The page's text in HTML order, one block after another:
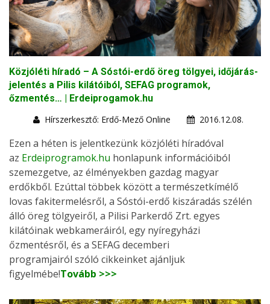
Közjóléti híradó – A Sóstói-erdő öreg tölgyei, időjárás-
jelentés a Pilis kilátóiból, SEFAG programok,
őzmentés… | Erdeiprogamok.hu
Hírszerkesztő: Erdő-Mező Online
2016.12.08.
Ezen a héten is jelentkezünk közjóléti híradóval
az Erdeiprogramok.hu honlapunk információiból
szemezgetve, az élményekben gazdag magyar
erdőkből. Ezúttal többek között a természetkímélő
lovas fakitermelésről, a Sóstói-erdő kiszáradás szélén
álló öreg tölgyeiről, a Pilisi Parkerdő Zrt. egyes
kilátóinak webkameráiról, egy nyíregyházi
őzmentésről, és a SEFAG decemberi
programjairól szóló cikkeinket ajánljuk
figyelmébe!Tovább >>>